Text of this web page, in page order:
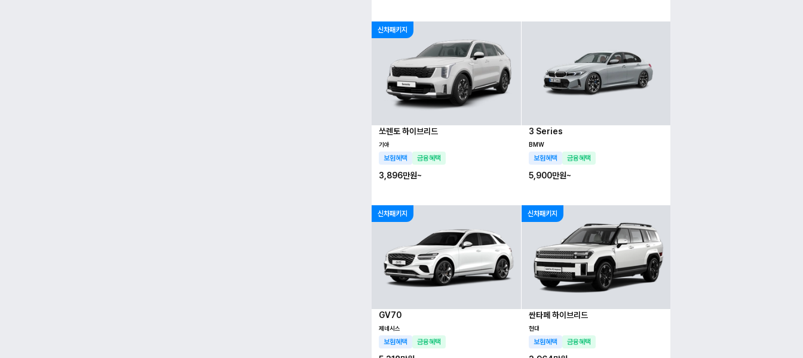
신차패키지
쏘렌토 하이브리드
기아
보험혜택 금융혜택
3,896만원~
3 Series
BMW
보험혜택 금융혜택
5,900만원~
신차패키지
GV70
제네시스
보험혜택 금융혜택
신차패키지
싼타페 하이브리드
현대
보험혜택 금융혜택